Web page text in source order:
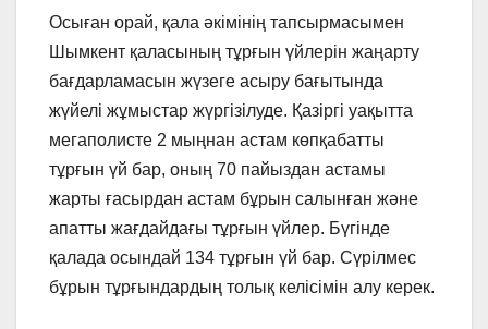
Осыған орай, қала әкімінің тапсырмасымен
Шымкент қаласының тұрғын үйлерін жаңарту
бағдарламасын жүзеге асыру бағытында
жүйелі жұмыстар жүргізілуде. Қазіргі уақытта
мегаполисте 2 мыңнан астам көпқабатты
тұрғын үй бар, оның 70 пайыздан астамы
жарты ғасырдан астам бұрын салынған және
апатты жағдайдағы тұрғын үйлер. Бүгінде
қалада осындай 134 тұрғын үй бар. Сүрілмес
бұрын тұрғындардың толық келісімін алу керек.